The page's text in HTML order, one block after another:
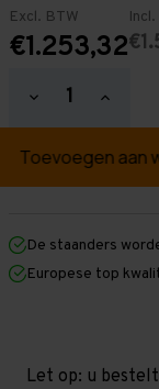
Excl. BTW
€1.253,32
Hoeveelheid
verlagen
mm
mm
x
600
niveaus
mm
mm
600
De staanders
Europese top
Let op: u